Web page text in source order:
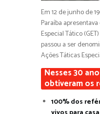
Em 12 de junho de
Paraíba
Especial Tático
passou a ser
Ações Táticas
Nesses 30
obtiveram os
100% dos